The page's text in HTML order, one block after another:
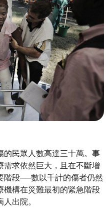
民眾人數高達三十萬。事
求依然巨大，且在不斷增
階段──數以千計的傷者仍然
機構在災難最初的緊急階段
出院。